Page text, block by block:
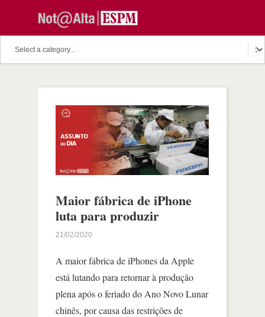
Maior fábrica de iPhone
luta para produzir
21/02/2020
A maior fábrica de iPhones da Apple
está lutando para retornar à produção
plena após o feriado do Ano Novo Lunar
chinês, por causa das restrições de